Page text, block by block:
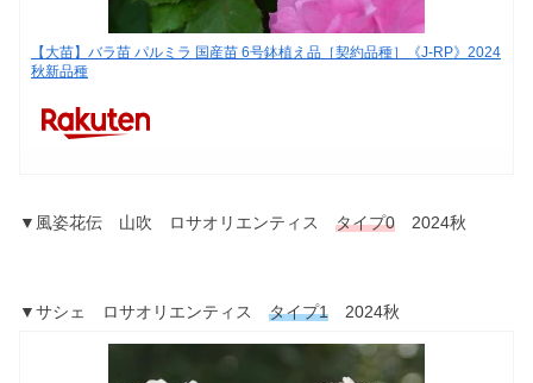
【大苗】バラ苗 パルミラ 国産苗 6号鉢植え品［契約品種］《J-RP》2024
秋新品種
▼風姿花伝 山吹 ロサオリエンティス タイプ0 2024秋
▼サシェ ロサオリエンティス タイプ1 2024秋